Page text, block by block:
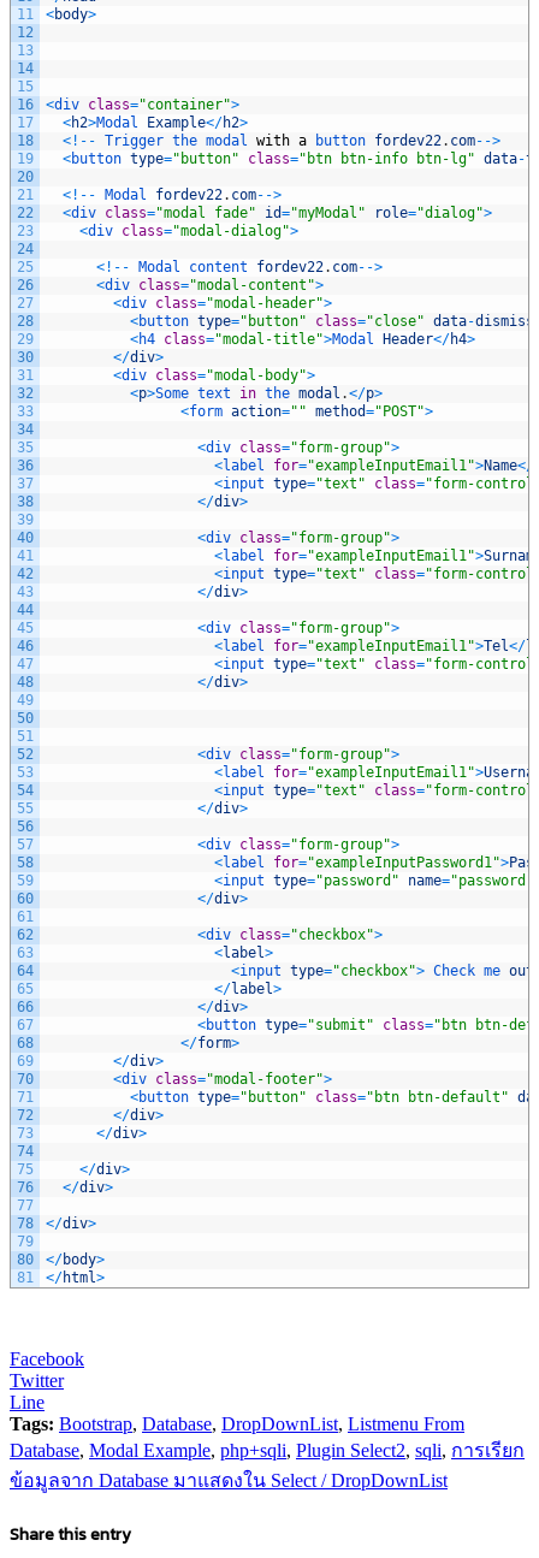
11
12
13
14
15
16
17
18
19
20
21
22
23
24
25
26
27
28
29
30
31
32
33
34
35
36
37
38
39
40
41
42
43
44
45
46
47
48
49
50
51
52
53
54
55
56
57
58
59
60
61
62
63
64
65
66
67
68
69
70
71
72
73
74
75
76
77
78
79
80
81
<body>
<div class="container">
<h2>Modal Example</h2>
< ! -- Trigger the modal with a button fordev22. com-->
<button type="button" class="btn btn-info btn-lg" data-
< ! -- Modal fordev22. com-->
<div class="modal fade" id="myModal" role="dialog">
<div class="modal-dialog">
< ! -- Modal content fordev22. com-->
<div class="modal-content">
<div class="modal-header">
<button type="button" class="close" data-dismiss
<h4 class="modal-title">Modal Header</h4>
</div>
<div class="modal-body">
<p>Some text in the modal .</p>
<form action="" method="POST">
<div class="form-group">
<label for="exampleInputEmail1">Name</
<input type="text" class="form-
</div>
<div class="form-group">
<label for="exampleInputEmail1">
<input type="text" class="form-
</div>
<div class="form-group">
<label for="exampleInputEmail1">Tel</
<input type="text" class="form-
</div>
<div class="form-group">
<label for="exampleInputEmail1">
<input type="text" class="form-
</div>
<div class="form-group">
<label for="exampleInputPassword1">
<input type="password" name="password"
</div>
<div class="checkbox">
<label>
<input type="checkbox"> Check me out
</label>
</div>
<button type="submit" class="btn btn-
</form>
</div>
<div class="modal-footer">
<button type="button" class="btn btn-default"
</div>
</div>
</div>
</div>
</div>
</body>
</html>
Facebook
Twitter
Line
Tags: Bootstrap, Database, DropDownList, Listmenu From
Database, Modal Example, php+sqli, Plugin Select2, sqli, การเรียก
ข้อมูลจาก Database มาแสดงใน Select / DropDownList
Share this entry